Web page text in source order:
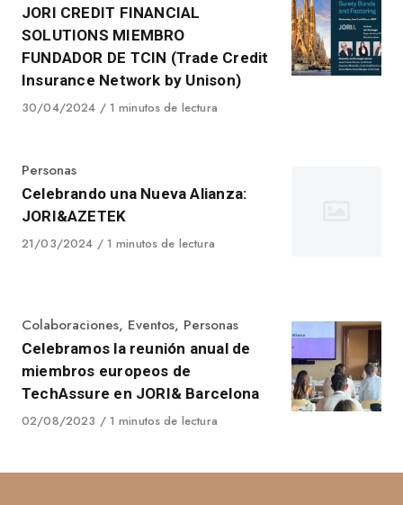
JORI CREDIT FINANCIAL
SOLUTIONS MIEMBRO
FUNDADOR DE TCIN (Trade Credit
Insurance Network by Unison)
Published
30/04/2024 1 minutos de lectura
Category
Personas
Celebrando una Nueva Alianza:
JORI&AZETEK
Published
21/03/2024 1 minutos de lectura
Category
Colaboraciones, Eventos, Personas
Celebramos la reunión anual de
miembros europeos de
TechAssure en JORI& Barcelona
Published
02/08/2023 1 minutos de lectura